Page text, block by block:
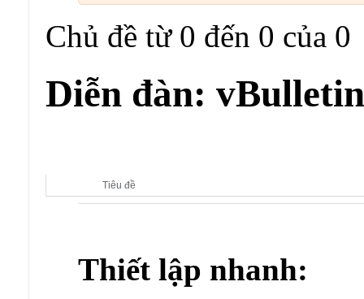
Chủ đề từ 0 đến 0 của 0
Diễn đàn:
Tiêu đề
Thiết lập nhanh: